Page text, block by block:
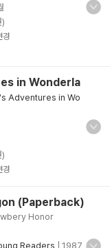
경
in Wonderla
Adventures in Wo
경
(Paperback)
Honor
Readers
1987